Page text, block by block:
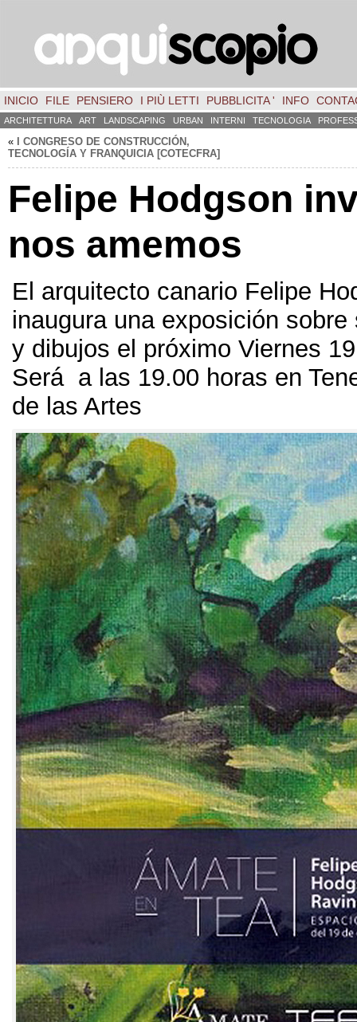
INICIO FILE PENSIERO I PIÙ LETTI PUBBLICITA ' INFO
ARCHITETTURA ART LANDSCAPING URBAN INTERNI TECNOLOGIA
« I CONGRESO DE CONSTRUCCIÓN ,
TECNOLOGÍA Y FRANQUICIA [COTECFRA]
Felipe Hodgson
nos amemos
El arquitecto canario Felipe
inaugura una exposición
y dibujos el próximo Viernes
Será a las 19.00 horas en
de las Artes